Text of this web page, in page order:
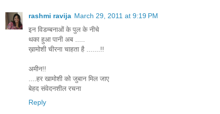
rashmi ravija March 29, 2011 at 9:19 PM
इन विडम्बनाओं के पुल के नीचे
थका हुआ पानी अब .....
ख़ामोशी चीरना चाहता है .......!!
अमीन!!
....हर खामोशी को जुबान मिल जाए
बेहद संवेदनशील रचना
Reply